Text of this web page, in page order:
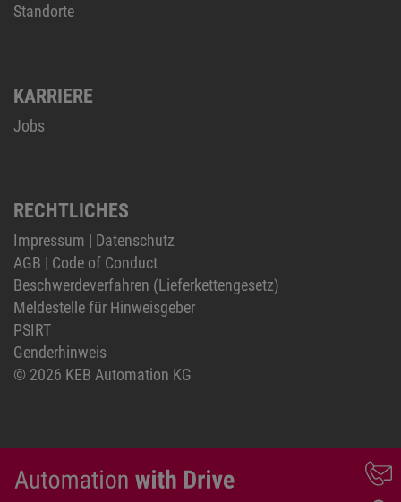
Standorte
KARRIERE
Jobs
RECHTLICHES
Impressum | Datenschutz
AGB | Code of Conduct
Beschwerdeverfahren (Lieferkettengesetz)
Meldestelle für Hinweisgeber
PSIRT
Genderhinweis
© 2026 KEB Automation KG